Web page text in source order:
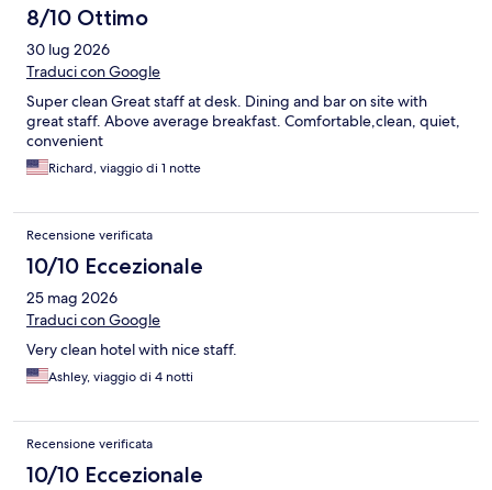
8/10 Ottimo
30 lug 2026
Traduci con Google
Super clean Great staff at desk. Dining and bar on site with
great staff. Above average breakfast. Comfortable,clean, quiet,
convenient
Richard, viaggio di 1 notte
Recensione verificata
10/10 Eccezionale
25 mag 2026
Traduci con Google
Very clean hotel with nice staff.
Ashley, viaggio di 4 notti
Recensione verificata
10/10 Eccezionale